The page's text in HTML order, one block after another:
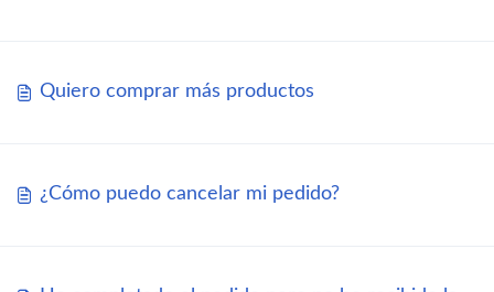
Quiero comprar más productos
¿Cómo puedo cancelar mi pedido?